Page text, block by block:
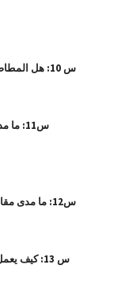
س 10: هل المطاط المقاوم للتآكل سهل المعالجة والشكل؟
س11:
س12: ما مدى مقاومة المطاط للتمزق؟
س 13: كيف